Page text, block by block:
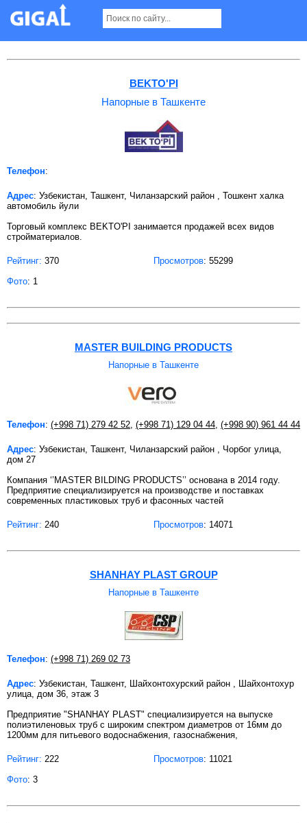
Напорные в Ташкенте
BEKTO'PI
Напорные в Ташкенте
Телефон:
Адрес: Узбекистан, Ташкент, Чиланзарский район , Тошкент халка
автомобиль йули
Торговый комплекс BEKTO'PI занимается продажей всех видов
стройматериалов.
Рейтинг: 370 Просмотров: 55299
Фото: 1
MASTER BUILDING PRODUCTS
Напорные в Ташкенте
Телефон: (+998 71) 279 42 52, (+998 71) 129 04 44, (+998 90) 961 44 44
Адрес: Узбекистан, Ташкент, Чиланзарский район , Чорбог улица,
дом 27
Компания ‘’MASTER BILDING PRODUCTS’’ основана в 2014 году.
Предприятие специализируется на производстве и поставках
современных пластиковых труб и фасонных частей
Рейтинг: 240 Просмотров: 14071
SHANHAY PLAST GROUP
Напорные в Ташкенте
Телефон: (+998 71) 269 02 73
Адрес: Узбекистан, Ташкент, Шайхонтохурский район , Шайхонтохур
улица, дом 36, этаж 3
Предприятие "SHANHAY PLAST" специализируется на выпуске
полиэтиленовых труб с широким спектром диаметров от 16мм до
1200мм для питьевого водоснабжения, газоснабжения,
Рейтинг: 222 Просмотров: 11021
Фото: 3